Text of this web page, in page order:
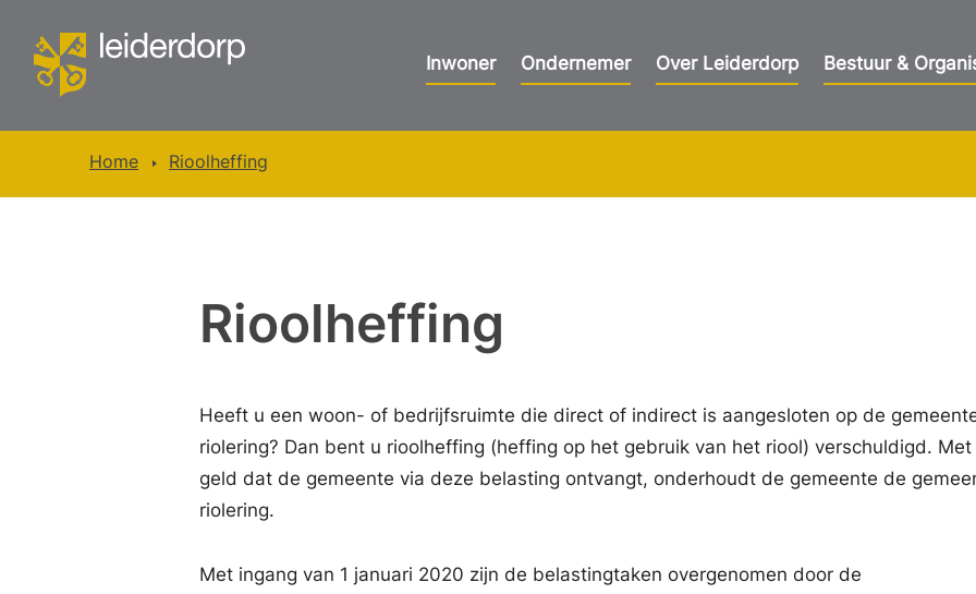
Inwoner Ondernemer Over Leiderdorp Bestuur &
Home Rioolheffing
Rioolheffing
Heeft u een woon- of bedrijfsruimte die direct of indirect is aangesloten op de
riolering? Dan bent u rioolheffing (heffing op het gebruik van het riool) verschuldigd.
geld dat de gemeente via deze belasting ontvangt, onderhoudt de gemeente de
riolering.
Met ingang van 1 januari 2020 zijn de belastingtaken overgenomen door de